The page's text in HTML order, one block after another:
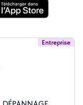
Entreprise